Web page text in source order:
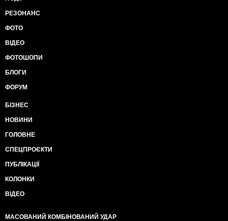
РЕЗОНАНС
ФОТО
ВІДЕО
ФОТОШОПИ
БЛОГИ
ФОРУМ
БІЗНЕС
НОВИНИ
ГОЛОВНЕ
СПЕЦПРОЄКТИ
ПУБЛІКАЦІЇ
КОЛОНКИ
ВІДЕО
МАСОВАНИЙ КОМБІНОВАНИЙ УДАР